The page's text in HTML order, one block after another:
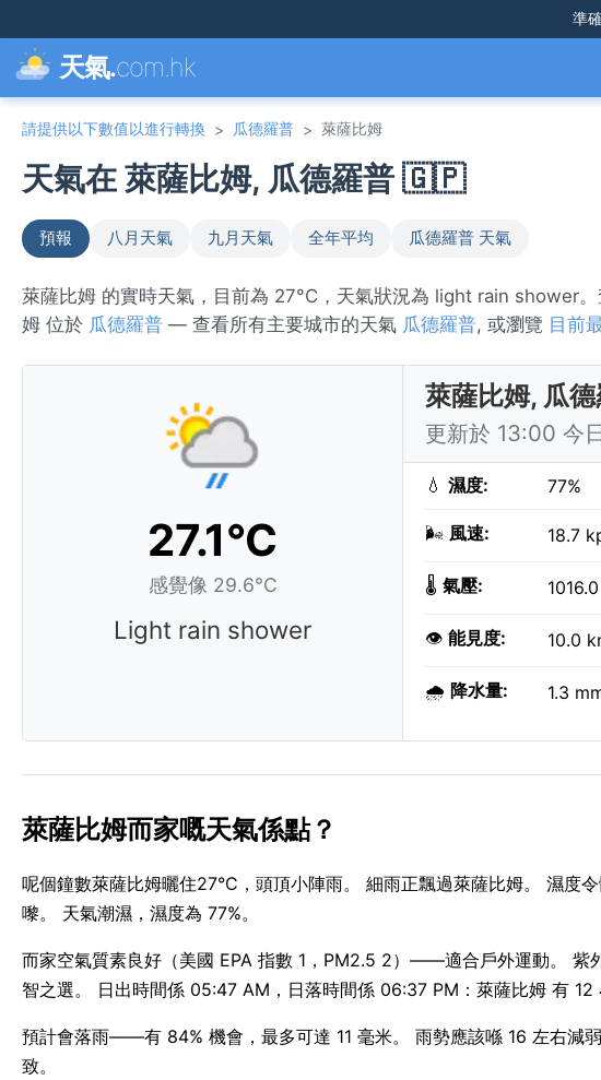
準
天氣.com.hk
請提供以下數值以進行轉換 > 瓜德羅普 > 萊薩比姆
天氣在 萊薩比姆, 瓜德羅普 🇬🇵
預報 八月天氣 九月天氣 全年平均 瓜德羅普 天氣
萊薩比姆 的實時天氣，目前為 27°C，天氣狀況為 light rain shower
姆 位於 瓜德羅普 — 查看所有主要城市的天氣 瓜德羅普, 或瀏覽 目前
27.1°C
感覺像 29.6°C
Light rain shower
萊薩比姆, 瓜
更新於 13:00 今
💧 濕度: 77%
🌬️ 風速: 18.7
🌡️ 氣壓:
👁️ 能見度: 10.0
🌧️ 降水量: 1.3
萊薩比姆而家嘅天氣係點？
呢個鐘數萊薩比姆曬住27°C，頭頂小陣雨。 細雨正飄過萊薩比姆。 濕度
嚟。 天氣潮濕，濕度為 77%。
而家空氣質素良好（美國 EPA 指數 1，PM2.5 2）——適合戶外運動。 紫
智之選。 日出時間係 05:47 AM，日落時間係 06:37 PM：萊薩比姆 有 12
預計會落雨——有 84% 機會，最多可達 11 毫米。 雨勢應該喺 16 左右減
致。